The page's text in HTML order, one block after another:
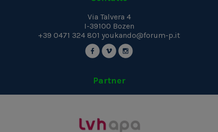
Via Talvera 4
I-39100 Bozen
+39 0471 324 801 youkando@forum-p.it
Partner